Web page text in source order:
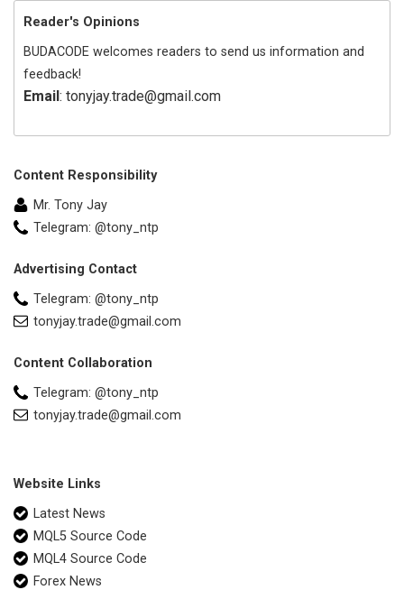
Reader's Opinions
BUDACODE welcomes readers to send us information and
feedback!
Email : tonyjay.trade@gmail.com
Content Responsibility
Mr. Tony Jay
Telegram: @tony_ntp
Advertising Contact
Telegram: @tony_ntp
tonyjay.trade@gmail.com
Content Collaboration
Telegram: @tony_ntp
tonyjay.trade@gmail.com
Website Links
Latest News
MQL5 Source Code
MQL4 Source Code
Forex News